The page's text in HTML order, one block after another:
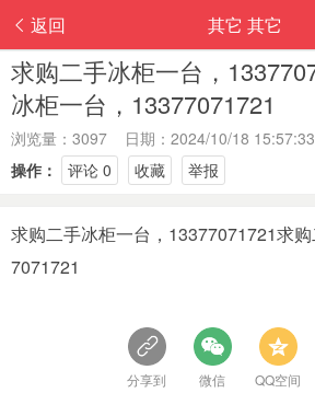
返回 其它 其它
求购二手冰柜一台，
冰柜一台，13377071721
浏览量：3097 日期：2024/10/18 15:57:33
操作：
评论 0 收藏 举报
求购二手冰柜一台，13377071721求
7071721
分享到 微信 QQ空间